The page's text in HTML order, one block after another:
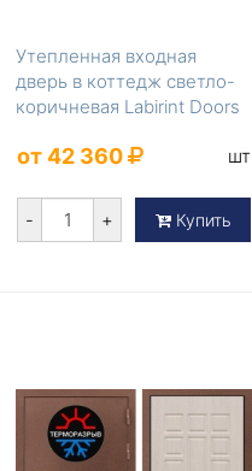
Утепленная входная
дверь в коттедж светло-
коричневая Labirint Doors
от 42 360 шт
- + Купить